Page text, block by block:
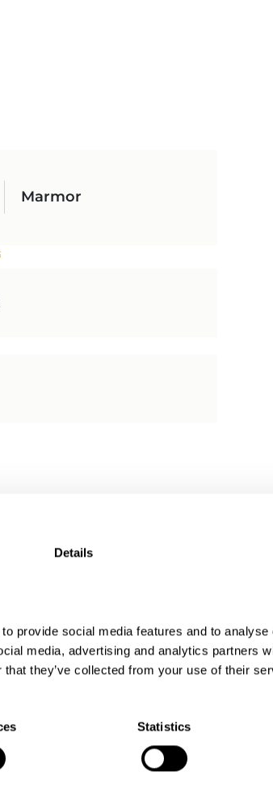
Details
provide social media features and to
media, advertising and analytics partners
they’ve collected from your use of their
Statistics
Marmor
TAG ALS